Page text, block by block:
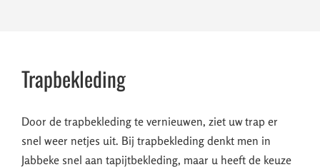
Trapbekleding
Door de trapbekleding te vernieuwen, ziet uw trap er
snel weer netjes uit. Bij trapbekleding denkt men in
Jabbeke snel aan tapijtbekleding, maar u heeft de keuze